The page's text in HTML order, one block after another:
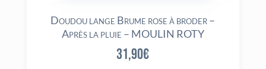
Doudou lange Brume rose à broder –
Après la pluie – MOULIN ROTY
31,90€